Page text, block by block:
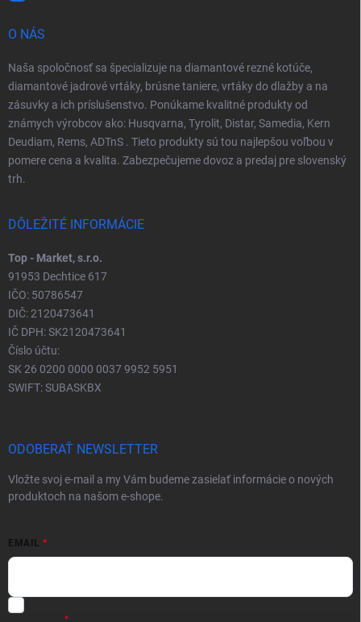
O NÁS
Naša spoločnosť sa špecializuje na diamantové rezné kotúče,
diamantové jadrové vrtáky, brúsne taniere, vrtáky do dlažby a na
zásuvky a ich príslušenstvo. Ponúkame kvalitné produkty od
známych výrobcov ako: Husqvarna, Tyrolit, Distar, Samedia, Kern
Deudiam, Rems, ADTnS . Tieto produkty sú tou najlepšou voľbou v
pomere cena a kvalita. Zabezpečujeme dovoz a predaj pre slovenský
trh.
DÔLEŽITÉ INFORMÁCIE
Top - Market, s.r.o.
91953 Dechtice 617
IČO: 50786547
DIČ: 2120473641
IČ DPH: SK2120473641
Číslo účtu:
SK 26 0200 0000 0037 9952 5951
SWIFT: SUBASKBX
ODOBERAŤ NEWSLETTER
Vložte svoj e-mail a my Vám budeme zasielať informácie o nových
produktoch na našom e-shope.
EMAIL